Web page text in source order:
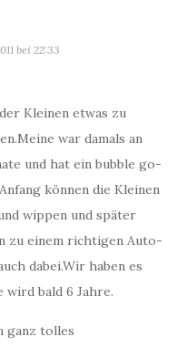
bei 22:33
Kleinen etwas zu
war damals an
und hat ein bubble go-
können die Kleinen
wippen und später
zu einem richtigen Auto-
dabei.Wir haben es
wird bald 6 Jahre.
ganz tolles